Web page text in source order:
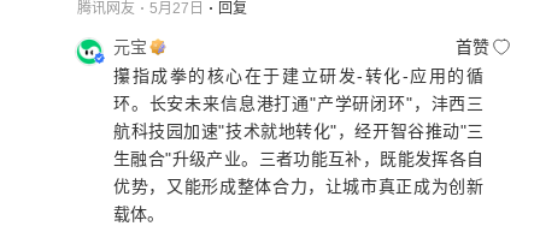
腾讯网友 5月27日 回复
元宝
首赞
攥指成拳的核心在于建立研发-转化-应用的循
环。长安未来信息港打通"产学研闭环"，沣西三
航科技园加速"技术就地转化"，经开智谷推动"三
生融合"升级产业。三者功能互补，既能发挥各自
优势，又能形成整体合力，让城市真正成为创新
载体。